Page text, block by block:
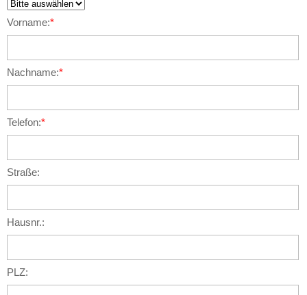
Vorname:*
Nachname:*
Telefon:*
Straße:
Hausnr.:
PLZ: